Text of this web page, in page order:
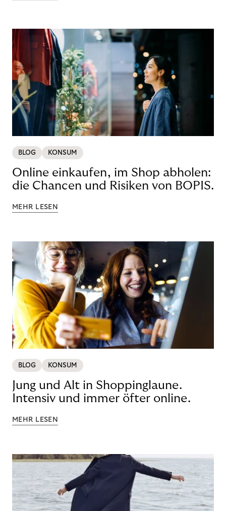
BLOG KONSUM
Online einkaufen, im Shop abholen:
die Chancen und Risiken von BOPIS.
MEHR LESEN
BLOG KONSUM
Jung und Alt in Shoppinglaune.
Intensiv und immer öfter online.
MEHR LESEN